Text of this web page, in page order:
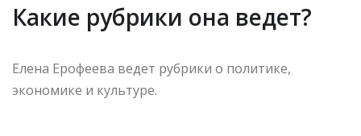
Какие рубрики она ведет?
Елена Ерофеева ведет рубрики о политике,
экономике и культуре.